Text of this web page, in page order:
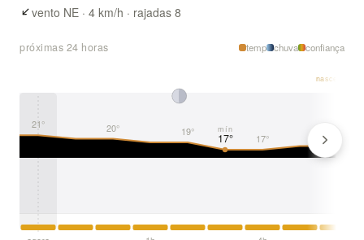
vento NE · 4 km/h · rajadas 8
próximas 24 horas temp chuva confiança
21° 20° 19° 17° 17°
mín
nascer 06:33